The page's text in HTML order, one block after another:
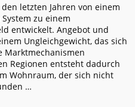
letzten Jahren von einem
zu einem
entwickelt. Angebot und
Ungleichgewicht, das sich
Marktmechanismen
Regionen entsteht dadurch
Wohnraum, der sich nicht
…